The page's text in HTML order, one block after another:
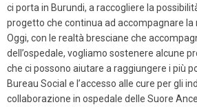
ci porta in Burundi, a raccogliere la
progetto che continua ad accompagnare la
Oggi, con le realtà bresciane che
dell’ospedale, vogliamo sostenere alcune
che ci possono aiutare a raggiungere i più
Bureau Social e l’accesso alle cure per gli
collaborazione in ospedale delle Suore